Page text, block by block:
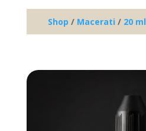
Shop / Macerati / 20 ml